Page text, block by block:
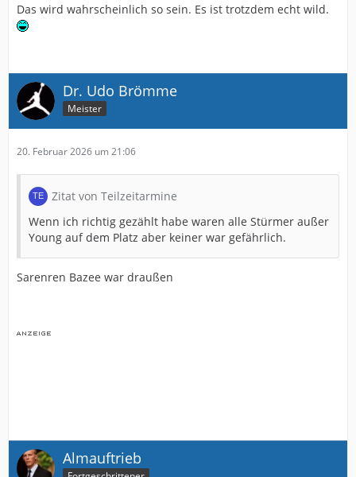
Das wird wahrscheinlich so sein. Es ist trotzdem echt wild.
Dr. Udo Brömme
Meister
20. Februar 2026 um 21:06
Zitat von Teilzeitarmine
Wenn ich richtig gezählt habe waren alle Stürmer außer
Young auf dem Platz aber keiner war gefährlich.
Sarenren Bazee war draußen
Almauftrieb